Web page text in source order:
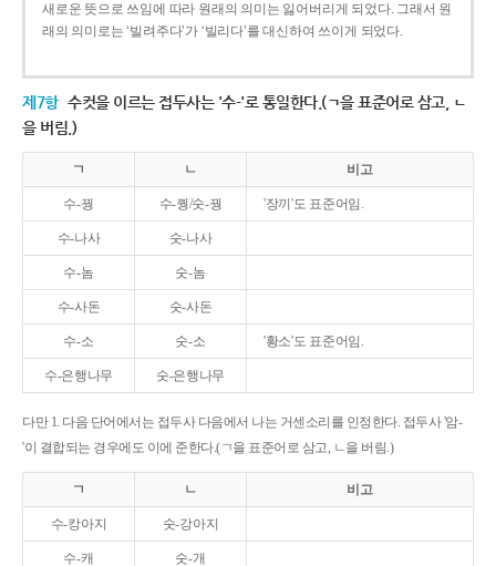
새로운 뜻으로 쓰임에 따라 원래의 의미는 잃어버리게 되었다. 그래서 원
래의 의미로는 ‘빌려주다’가 ‘빌리다’를 대신하여 쓰이게 되었다.
제7항 수컷을 이르는 접두사는 '수-'로 통일한다.(ㄱ을 표준어로 삼고, ㄴ
을 버림.)
ㄱ ㄴ 비고
수-꿩 수-퀑/숫-꿩 '장끼'도 표준어임.
수-나사 숫-나사
수-놈 숫-놈
수-사돈 숫-사돈
수-소 숫-소 '황소'도 표준어임.
수-은행나무 숫-은행나무
다만 1. 다음 단어에서는 접두사 다음에서 나는 거센소리를 인정한다. 접두사 '암-
'이 결합되는 경우에도 이에 준한다.(ㄱ을 표준어로 삼고, ㄴ을 버림.)
ㄱ ㄴ 비고
수-캉아지 숫-강아지
수-캐 숫-개